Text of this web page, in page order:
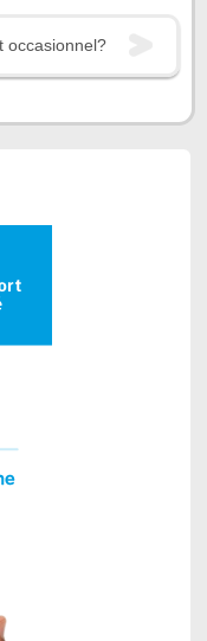
occasionnel?